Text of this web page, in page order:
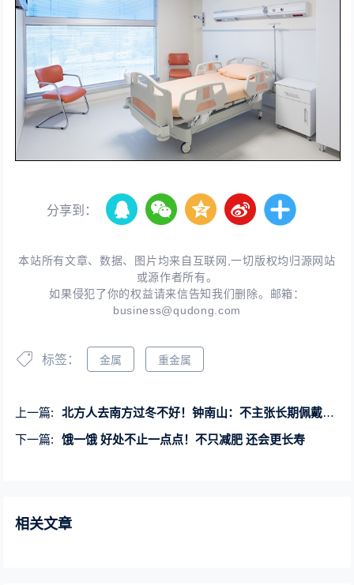
分享到：
本站所有文章、数据、图片均来自互联网,一切版权均归源网站
或源作者所有。
如果侵犯了你的权益请来信告知我们删除。邮箱：
business@qudong.com
标签： 金属 重金属
上一篇:
北方人去南方过冬不好！钟南山：不主张长期佩戴口罩 病毒容易进入呼吸道
下一篇:
饿一饿 好处不止一点点！不只减肥 还会更长寿
相关文章